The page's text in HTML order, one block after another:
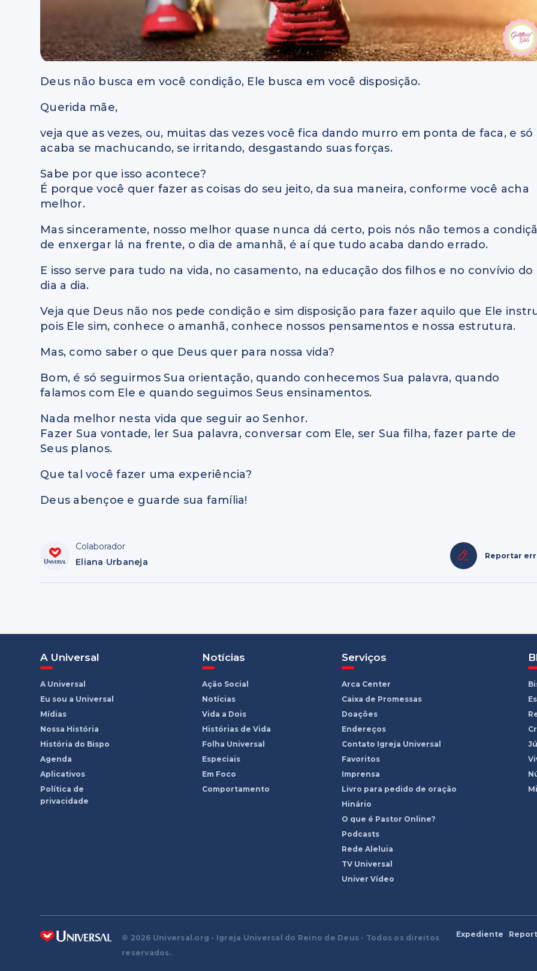
Deus não busca em você condição, Ele busca em você disposição.
Querida mãe,
veja que as vezes, ou, muitas das vezes você fica dando murro em ponta de faca, e só
acaba se machucando, se irritando, desgastando suas forças.
Sabe por que isso acontece?
É porque você quer fazer as coisas do seu jeito, da sua maneira, conforme você acha
melhor.
Mas sinceramente, nosso melhor quase nunca dá certo, pois nós não temos a
de enxergar lá na frente, o dia de amanhã, é aí que tudo acaba dando errado.
E isso serve para tudo na vida, no casamento, na educação dos filhos e no convívio do
dia a dia.
Veja que Deus não nos pede condição e sim disposição para fazer aquilo que Ele
pois Ele sim, conhece o amanhã, conhece nossos pensamentos e nossa estrutura.
Mas, como saber o que Deus quer para nossa vida?
Bom, é só seguirmos Sua orientação, quando conhecemos Sua palavra, quando
falamos com Ele e quando seguimos Seus ensinamentos.
Nada melhor nesta vida que seguir ao Senhor.
Fazer Sua vontade, ler Sua palavra, conversar com Ele, ser Sua filha, fazer parte de
Seus planos.
Que tal você fazer uma experiência?
Deus abençoe e guarde sua família!
Colaborador
Eliana Urbaneja
Reportar
A Universal
A Universal
Eu sou a Universal
Mídias
Nossa História
História do Bispo
Agenda
Aplicativos
Política de
privacidade
Notícias
Ação Social
Notícias
Vida a Dois
Histórias de Vida
Folha Universal
Especiais
Em Foco
Comportamento
Serviços
Arca Center
Caixa de Promessas
Doações
Endereços
Contato Igreja Universal
Favoritos
Imprensa
Livro para pedido de oração
Hinário
O que é Pastor Online?
Podcasts
Rede Aleluia
TV Universal
Univer Vídeo
© 2026 Universal.org - Igreja Universal do Reino de Deus - Todos os direitos
reservados.
Expediente